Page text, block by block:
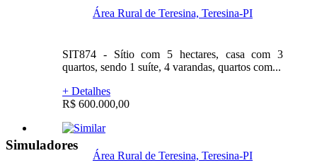
Área Rural de Teresina, Teresina-PI
SIT874 - Sítio com 5 hectares, casa com 3
quartos, sendo 1 suíte, 4 varandas, quartos com...
+ Detalhes
R$ 600.000,00
Área Rural de Teresina, Teresina-PI
Simuladores